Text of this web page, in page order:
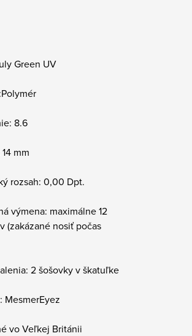
Green UV
8.6
mm
rozsah: 0,00 Dpt.
výmena: maximálne 12
(zakázané nosiť počas
2 šošovky v škatuľke
MesmerEyez
vo Veľkej Británii